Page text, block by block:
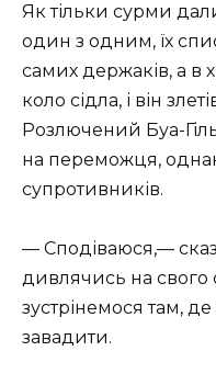
Як тільки сурми
один з одним, їх
самих держаків, а в
коло сідла, і він
Розлючений Буа-
на переможця,
супротивників.
— Сподіваюся,—
дивлячись на
зустрінемося там,
завадити.